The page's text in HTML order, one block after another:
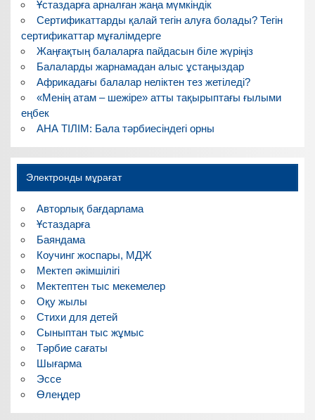
Ұстаздарға арналған жаңа мүмкіндік
Сертификаттарды қалай тегін алуға болады? Тегін
сертификаттар мұғалімдерге
Жаңғақтың балаларға пайдасын біле жүріңіз
Балаларды жарнамадан алыс ұстаңыздар
Африкадағы балалар неліктен тез жетіледі?
«Менің атам – шежіре» атты тақырыптағы ғылыми
еңбек
АНА ТІЛІМ: Бала тәрбиесіндегі орны
Электронды мұрағат
Авторлық бағдарлама
Ұстаздарға
Баяндама
Коучинг жоспары, МДЖ
Мектеп әкімшілігі
Мектептен тыс мекемелер
Оқу жылы
Стихи для детей
Сыныптан тыс жұмыс
Тәрбие сағаты
Шығарма
Эссе
Өлеңдер